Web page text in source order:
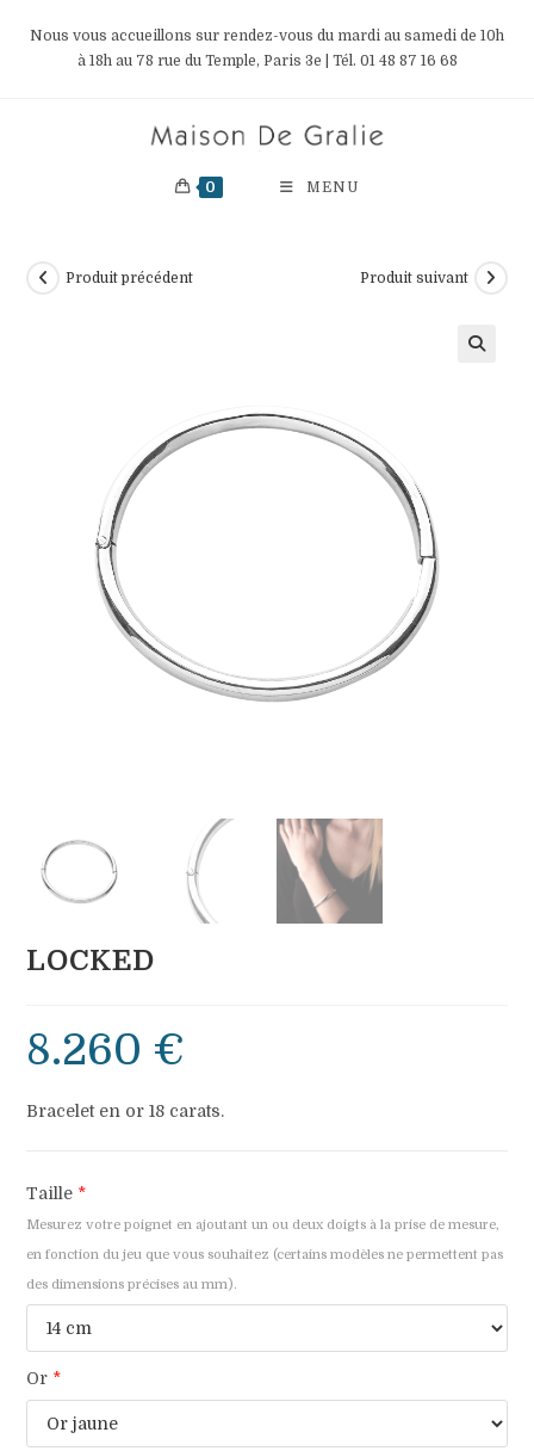
Nous vous accueillons sur rendez-vous du mardi au samedi de 10h
à 18h au 78 rue du Temple, Paris 3e | Tél. 01 48 87 16 68
0 MENU
Produit précédent Produit suivant
LOCKED
8.260 €
Bracelet en or 18 carats.
Taille *
Mesurez votre poignet en ajoutant un ou deux doigts à la prise de mesure,
en fonction du jeu que vous souhaitez (certains modèles ne permettent pas
des dimensions précises au mm).
Or *